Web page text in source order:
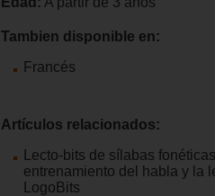
Tambien disponible en:
Francés
Artículos relacionados:
Lecto-bits de sílabas
entrenamiento del habla y la
LogoBits